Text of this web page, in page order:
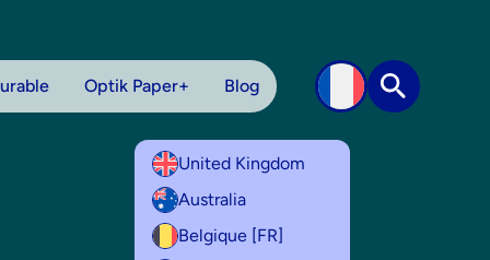
Optik Paper+ Blog
United Kingdom
Australia
Belgique [FR]